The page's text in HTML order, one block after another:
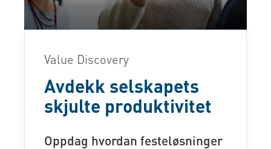
Value Discovery
Avdekk selskapets
skjulte produktivitet
Oppdag hvordan festeløsninger